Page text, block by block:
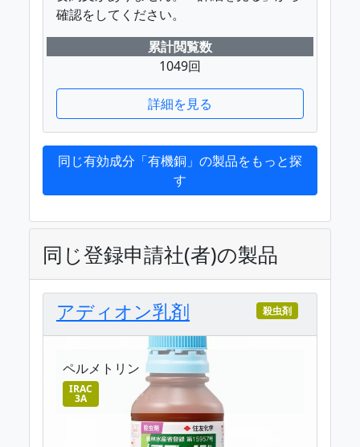
確認をしてください。
累計閲覧数
1049回
詳細を見る
同じ有効成分「有機銅」の製品をもっと探
す
同じ登録申請社(者)の製品
アディオン乳剤 殺虫剤
ペルメトリン
IRAC
3A